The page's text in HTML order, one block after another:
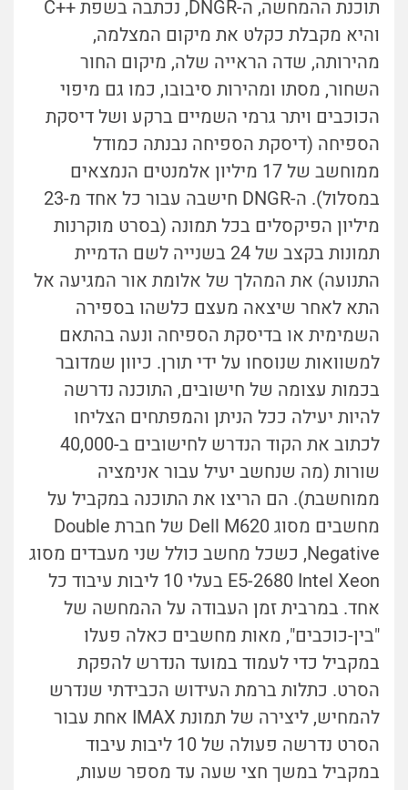
תוכנת ההמחשה, ה-DNGR, נכתבה בשפת ++C
והיא מקבלת כקלט את מיקום המצלמה,
מהירותה, שדה הראייה שלה, מיקום החור
השחור, מסתו ומהירות סיבובו, כמו גם מיפוי
הכוכבים ויתר גרמי השמיים ברקע ושל דיסקת
הספיחה (דיסקת הספיחה נבנתה כמודל
ממוחשב של 17 מיליון אלמנטים הנמצאים
במסלול). ה-DNGR חישבה עבור כל אחד מ-23
מיליון הפיקסלים בכל תמונה (בסרט מוקרנות
תמונות בקצב של 24 בשנייה לשם הדמיית
התנועה) את המהלך של אלומת אור המגיעה אל
התא לאחר שיצאה מעצם כלשהו בספירה
השמימית או בדיסקת הספיחה ונעה בהתאם
למשוואות שנוסחו על ידי תורן. כיוון שמדובר
בכמות עצומה של חישובים, התוכנה נדרשה
להיות יעילה ככל הניתן והמפתחים הצליחו
לכתוב את הקוד הנדרש לחישובים ב-40,000
שורות (מה שנחשב יעיל עבור אנימציה
ממוחשבת). הם הריצו את התוכנה במקביל על
מחשבים מסוג Dell M620 של חברת Double
Negative, כשכל מחשב כולל שני מעבדים מסוג
E5-2680 Intel Xeon בעלי 10 ליבות עיבוד כל
אחד. במרבית זמן העבודה על ההמחשה של
"בין-כוכבים", מאות מחשבים כאלה פעלו
במקביל כדי לעמוד במועד הנדרש להפקת
הסרט. כתלות ברמת העידוש הכבידתי שנדרש
להמחיש, ליצירה של תמונת IMAX אחת עבור
הסרט נדרשה פעולה של 10 ליבות עיבוד
במקביל במשך חצי שעה עד מספר שעות,